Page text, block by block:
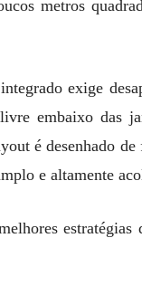
metros
exige
embaixo das
é desenhado
e altamente